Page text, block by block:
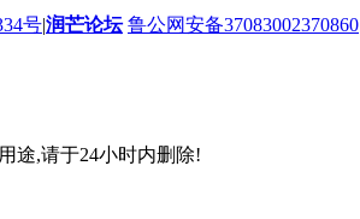
号|润芒论坛 鲁公网安备37083002370860
途,请于24小时内删除!